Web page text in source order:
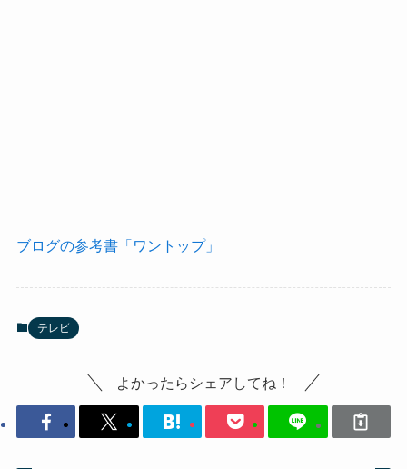
ブログの参考書「ワントップ」
テレビ
よかったらシェアしてね！